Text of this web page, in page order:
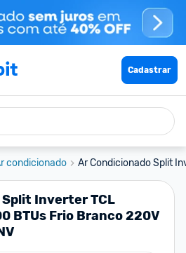
Cadastrar
condicionado Ar Condicionado Split
Inverter TCL
BTUs Frio Branco 220V